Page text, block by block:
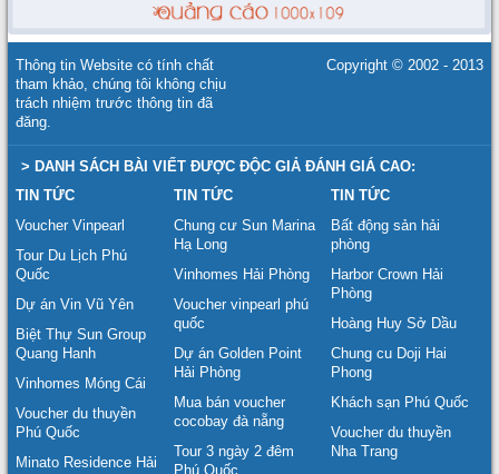
Thông tin Website có tính chất
tham khảo, chúng tôi không chịu
trách nhiệm trước thông tin đã
đăng.
Copyright © 2002 - 2013
> DANH SÁCH BÀI VIẾT ĐƯỢC ĐỘC GIẢ ĐÁNH GIÁ CAO:
TIN TỨC
Voucher Vinpearl
Tour Du Lịch Phú
Quốc
Dự án Vin Vũ Yên
Biệt Thự Sun Group
Quang Hanh
Vinhomes Móng Cái
Voucher du thuyền
Phú Quốc
Minato Residence Hải
TIN TỨC
Chung cư Sun Marina
Hạ Long
Vinhomes Hải Phòng
Voucher vinpearl phú
quốc
Dự án Golden Point
Hải Phòng
Mua bán voucher
cocobay đà nẵng
Tour 3 ngày 2 đêm
Phú Quốc
TIN TỨC
Bất động sản hải
phòng
Harbor Crown Hải
Phòng
Hoàng Huy Sở Dầu
Chung cu Doji Hai
Phong
Khách sạn Phú Quốc
Voucher du thuyền
Nha Trang